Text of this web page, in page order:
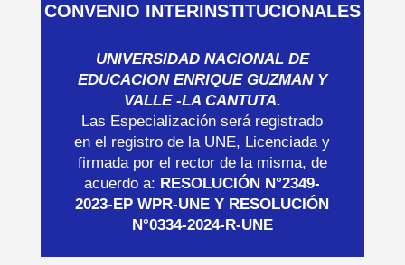
CONVENIO INTERINSTITUCIONALES
UNIVERSIDAD NACIONAL DE
EDUCACION ENRIQUE GUZMAN Y
VALLE -LA CANTUTA.
Las Especialización será registrado
en el registro de la UNE, Licenciada y
firmada por el rector de la misma, de
acuerdo a: RESOLUCIÓN N°2349-
2023-EP WPR-UNE Y RESOLUCIÓN
N°0334-2024-R-UNE